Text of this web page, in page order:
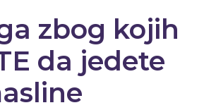
zbog kojih
da jedete